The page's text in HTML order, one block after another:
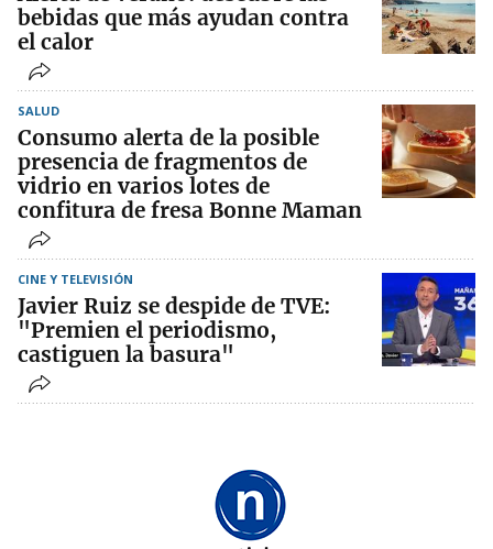
bebidas que más ayudan contra
el calor
SALUD
Consumo alerta de la posible
presencia de fragmentos de
vidrio en varios lotes de
confitura de fresa Bonne Maman
CINE Y TELEVISIÓN
Javier Ruiz se despide de TVE:
"Premien el periodismo,
castiguen la basura"